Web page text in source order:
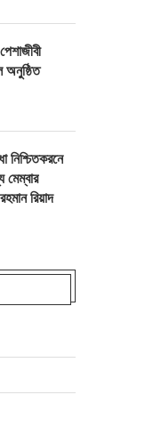
অনুষ্ঠিত
নিশ্চিতকরনে
মেম্বার
রিয়াদ